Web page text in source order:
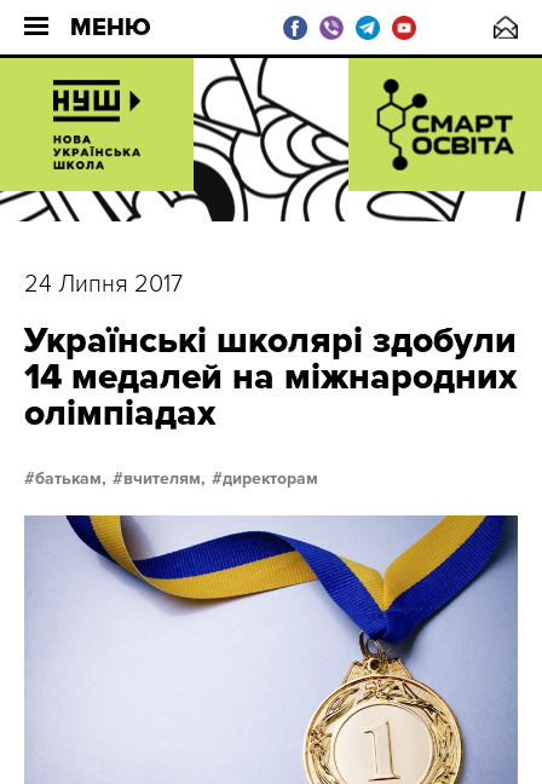
МЕНЮ
24 Липня 2017
Українські школярі здобули
14 медалей на міжнародних
олімпіадах
батькам, вчителям, директорам